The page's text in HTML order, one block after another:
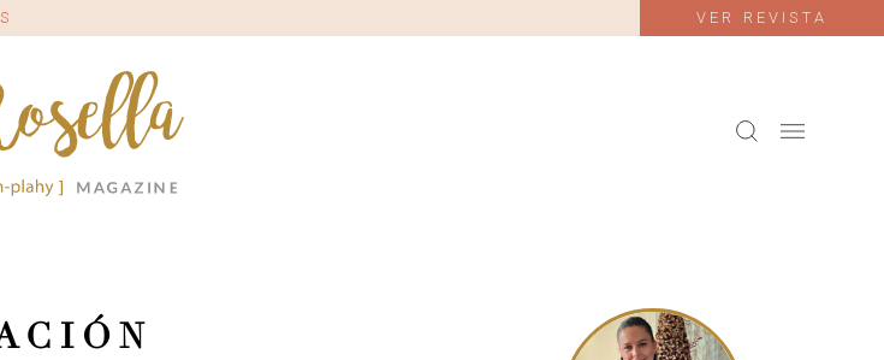
VER REVISTA